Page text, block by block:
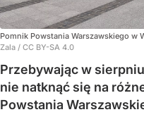
Pomnik Powstania Warszawskiego w
Zala / CC BY-SA 4.0
Przebywając w
nie natknąć się na
Powstania